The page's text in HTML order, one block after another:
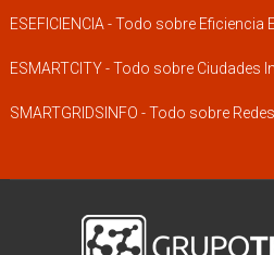
ESEFICIENCIA - Todo sobre Eficiencia
ESMARTCITY - Todo sobre Ciudades
SMARTGRIDSINFO - Todo sobre